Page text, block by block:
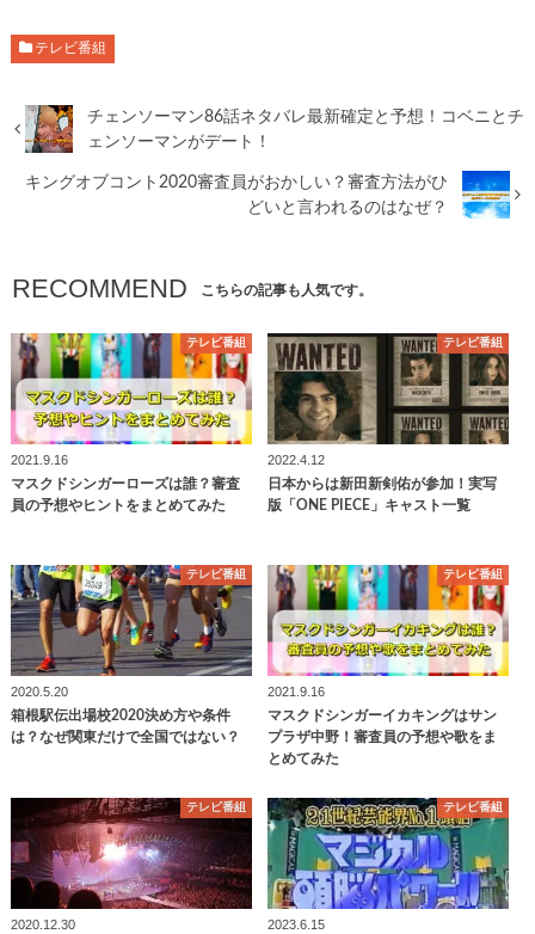
テレビ番組
チェンソーマン86話ネタバレ最新確定と予想！コベニとチ
ェンソーマンがデート！
キングオブコント2020審査員がおかしい？審査方法がひ
どいと言われるのはなぜ？
RECOMMEND こちらの記事も人気です。
テレビ番組
2021.9.16
マスクドシンガーローズは誰？審査
員の予想やヒントをまとめてみた
テレビ番組
2022.4.12
日本からは新田新剣佑が参加！実写
版「ONE PIECE」キャスト一覧
テレビ番組
2020.5.20
箱根駅伝出場校2020決め方や条件
は？なぜ関東だけで全国ではない？
テレビ番組
2021.9.16
マスクドシンガーイカキングはサン
プラザ中野！審査員の予想や歌をま
とめてみた
テレビ番組
2020.12.30
テレビ番組
2023.6.15